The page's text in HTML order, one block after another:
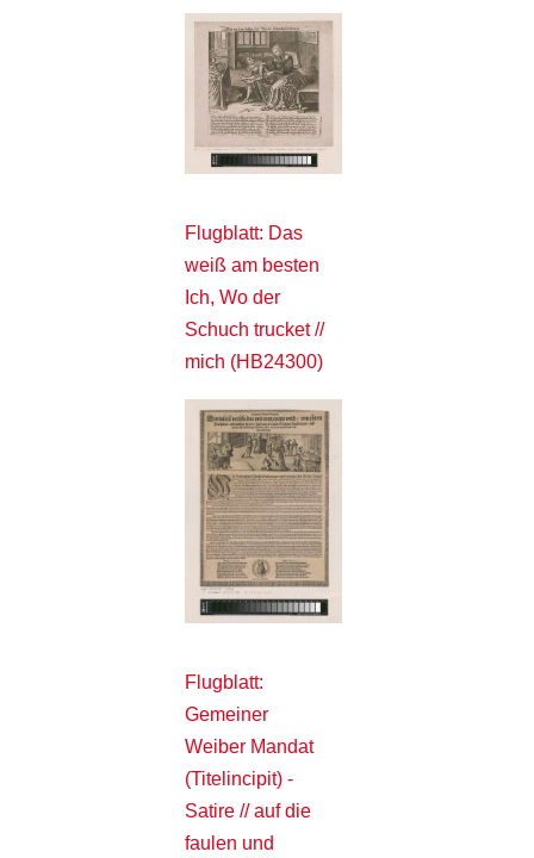
Flugblatt: Das
weiß am besten
Ich, Wo der
Schuch trucket //
mich (HB24300)
Flugblatt:
Gemeiner
Weiber Mandat
(Titelincipit) -
Satire // auf die
faulen und